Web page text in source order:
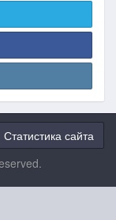
Статистика сайта